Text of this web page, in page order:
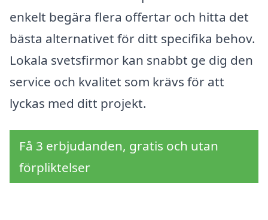
enkelt begära flera offertar och hitta det
bästa alternativet för ditt specifika behov.
Lokala svetsfirmor kan snabbt ge dig den
service och kvalitet som krävs för att
lyckas med ditt projekt.
Få 3 erbjudanden, gratis och utan
förpliktelser